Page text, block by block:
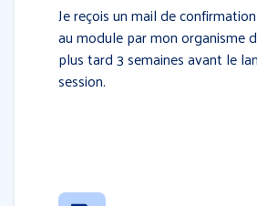
Je reçois un mail de
au module par mon organisme
plus tard 3 semaines avant le
session.